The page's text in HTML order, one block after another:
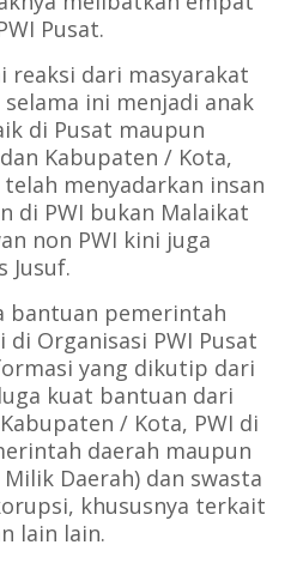
Pusat.
reaksi dari masyarakat
ini menjadi anak
di Pusat maupun
Kabupaten / Kota,
menyadarkan insan
di PWI bukan Malaikat
non PWI kini juga
Jusuf.
bantuan pemerintah
Organisasi PWI Pusat
yang dikutip dari
kuat bantuan dari
/ Kota, PWI di
daerah maupun
Daerah) dan swasta
khususnya terkait
lain lain.